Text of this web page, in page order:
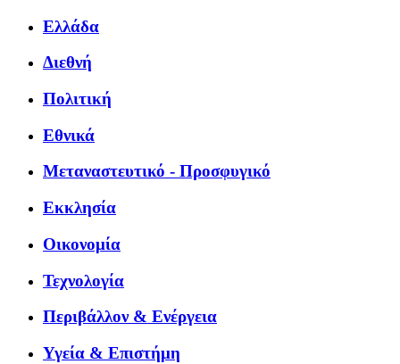
Ελλάδα
Διεθνή
Πολιτική
Εθνικά
Μεταναστευτικό - Προσφυγικό
Εκκλησία
Οικονομία
Τεχνολογία
Περιβάλλον & Ενέργεια
Υγεία & Επιστήμη